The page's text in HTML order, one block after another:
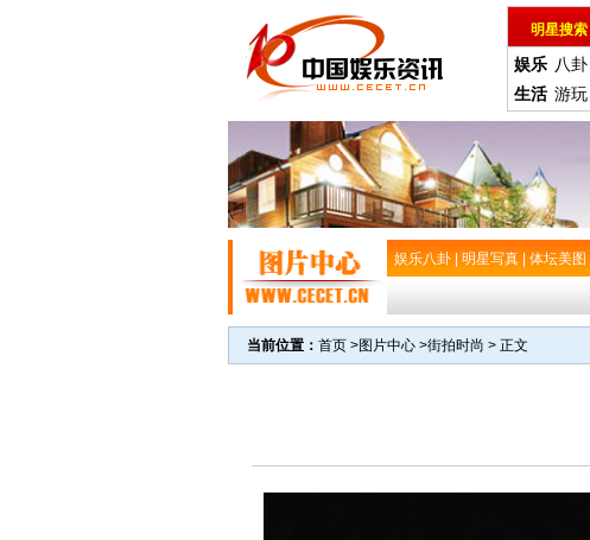
明星搜索
娱乐 八卦
生活 游玩
娱乐八卦 明星写真 体坛美图
当前位置： 首页 >图片中心 >街拍时尚 > 正文